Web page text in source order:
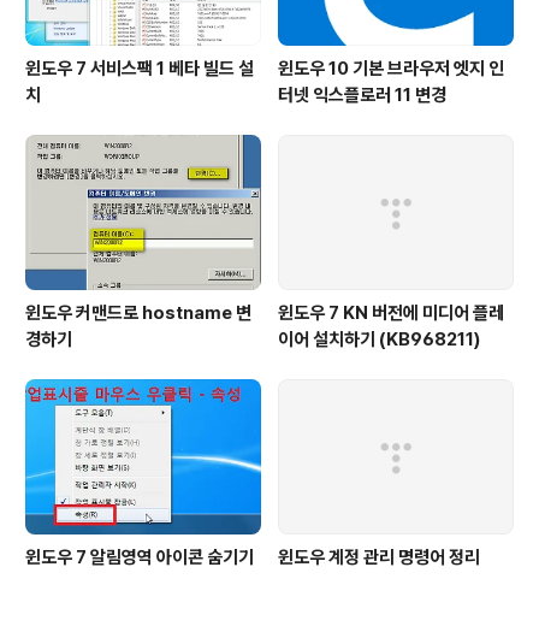
윈도우 7 서비스팩 1 베타 빌드 설
치
윈도우 10 기본 브라우저 엣지 인
터넷 익스플로러 11 변경
윈도우 커맨드로 hostname 변
경하기
윈도우 7 KN 버전에 미디어 플레
이어 설치하기 (KB968211)
윈도우 7 알림영역 아이콘 숨기기 윈도우 계정 관리 명령어 정리